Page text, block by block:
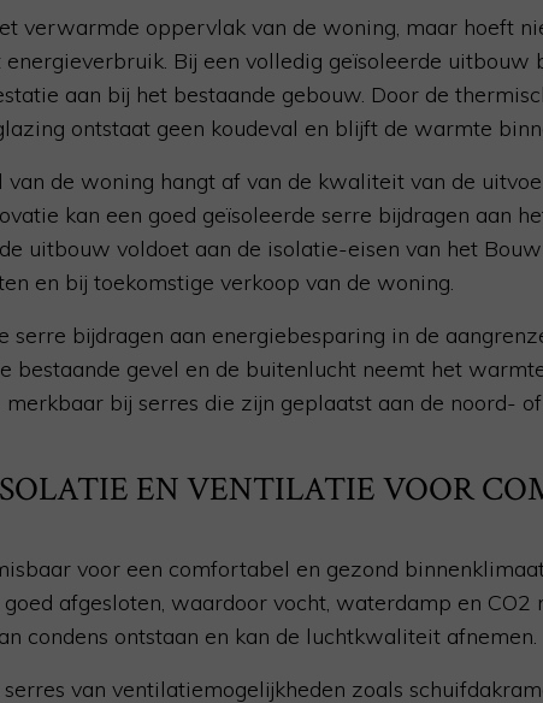
verwarmde oppervlak van de woning, maar hoeft
Bij een volledig geïsoleerde
aan bij het bestaande gebouw. Door de
ontstaat geen koudeval en blijft de warmte
de woning hangt af van de kwaliteit van de
kan een goed geïsoleerde serre bijdragen aan
uitbouw voldoet aan de isolatie-eisen van het
en bij toekomstige verkoop van de woning.
serre bijdragen aan energiebesparing in de
bestaande gevel en de buitenlucht neemt het
bij serres die zijn geplaatst aan de noord-
EN VENTILATIE VOOR
voor een comfortabel en gezond
afgesloten, waardoor vocht, waterdamp en CO2
condens ontstaan en kan de luchtkwaliteit afnemen.
van ventilatiemogelijkheden zoals